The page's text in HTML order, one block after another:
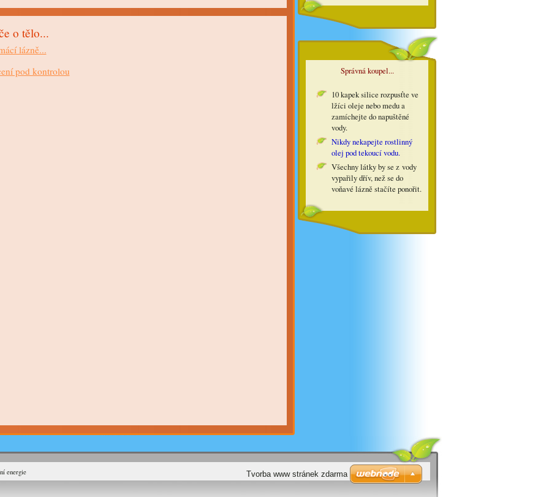
o tělo...
lázně...
pod kontrolou
Správná koupel...
10 kapek silice rozpusťte ve
lžíci oleje nebo medu a
zamíchejte do napuštěné
vody.
Nikdy nekapejte rostlinný
olej pod tekoucí vodu.
Všechny látky by se z vody
vypařily dřív, než se do
voňavé lázně stačíte ponořit.
energie Tvorba www stránek zdarma